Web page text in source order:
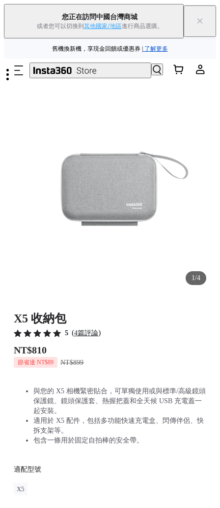
您正在訪問中國台灣商城
或者您可以切換到 其他國家/地區進行商品選購。 ×
Insta360 Luna Ultra |現已上市| 免運費
舊機換新機，享現金回饋或優惠券 了解更多
88父親節優惠 | 精選商品低至 立即選購
1/4
X5 收納包
5 (4篇評論)
NT$810
節省達 NT$89 NT$899
與您的 X5 相機緊密貼合，可單獨使用或與標準/高級鏡頭
保護鏡、鏡頭保護套、熱握把蓋和全天候 USB 充電蓋一
起安裝。
適用於 X5 配件，包括多功能快速充電盒、閃傳伴侶、快
拆支架等。
包含一條用於固定自拍棒的安全帶。
適配型號
X5